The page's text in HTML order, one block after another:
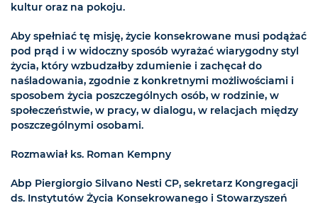
kultur oraz na pokoju.
Aby spełniać tę misję, życie konsekrowane musi podążać
pod prąd i w widoczny sposób wyrażać wiarygodny styl
życia, który wzbudzałby zdumienie i zachęcał do
naśladowania, zgodnie z konkretnymi możliwościami i
sposobem życia poszczególnych osób, w rodzinie, w
społeczeństwie, w pracy, w dialogu, w relacjach między
poszczególnymi osobami.
Rozmawiał ks. Roman Kempny
Abp Piergiorgio Silvano Nesti CP, sekretarz Kongregacji
ds. Instytutów Życia Konsekrowanego i Stowarzyszeń